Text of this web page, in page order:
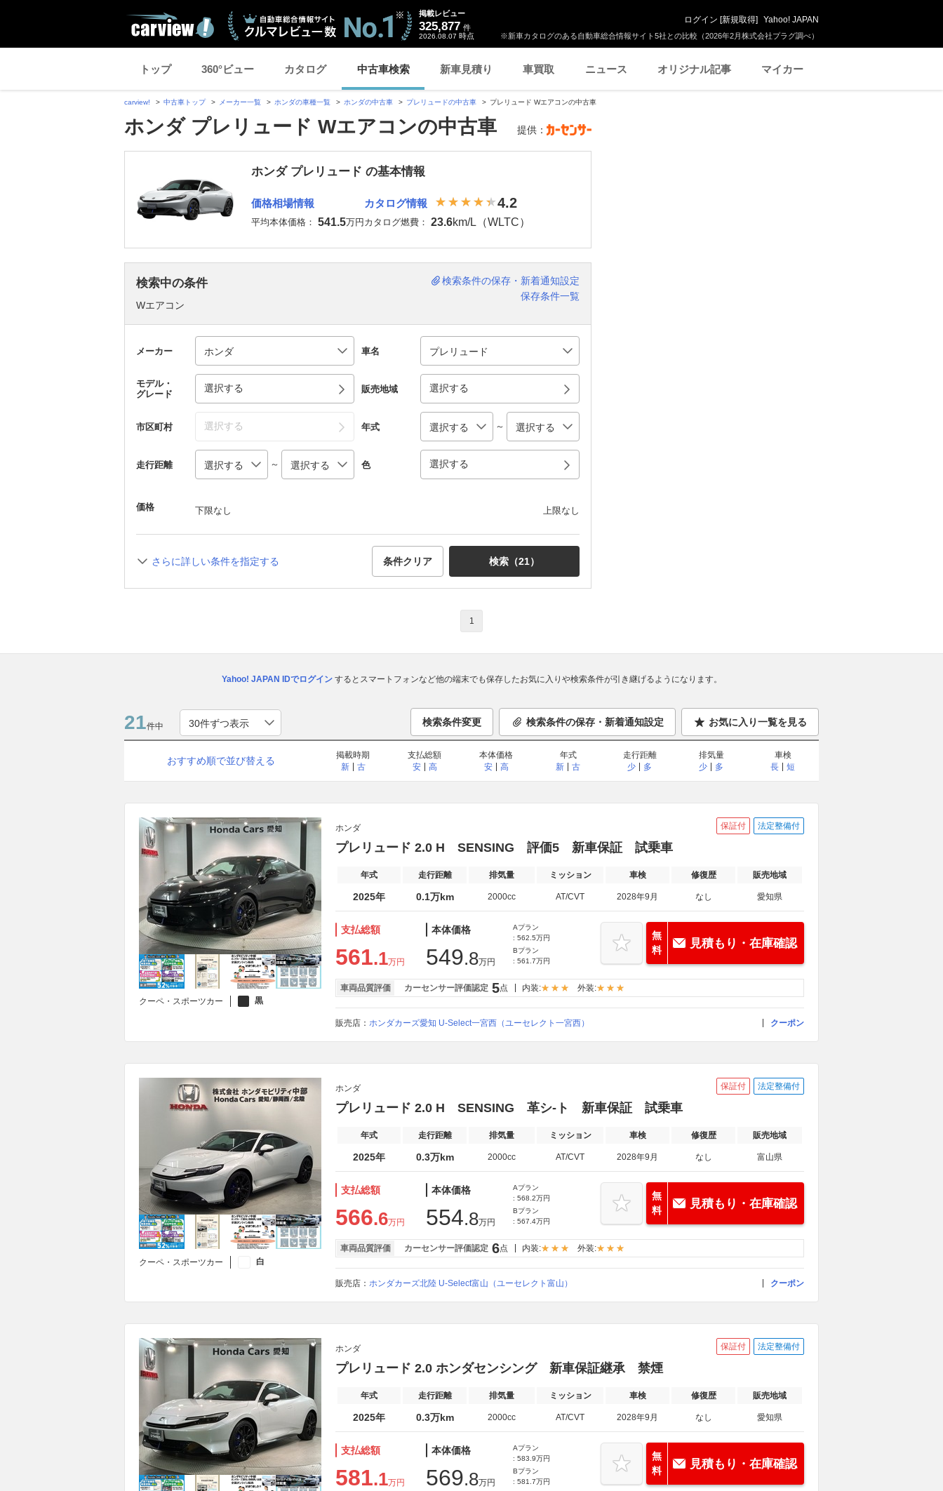
※新車カタログのある自動車総合情報サイト5社との比較（2026年2月株式会社プラグ調べ）
掲載レビュー
325,877 件
2026.08.07 時点
ログイン [新規取得] Yahoo! JAPAN
トップ 360°ビュー カタログ 中古車検索 新車見積り 車買取 ニュース オリジナル記事 マイカー
carview! 中古車トップ メーカー一覧 ホンダの車種一覧 ホンダの中古車 プレリュードの中古車 プレリュード Wエアコンの中古車
ホンダ プレリュード Wエアコンの中古車 提供：
ホンダ プレリュード の基本情報
価格相場情報
平均本体価格： 541.5万円
カタログ情報 4.2
カタログ燃費： 23.6km/L（WLTC）
検索中の条件
Wエアコン
検索条件の保存・新着通知設定
保存条件一覧
メーカー 車名
モデル・
グレード
選択する 販売地域 選択する
市区町村 選択する 年式 ～
走行距離 ～ 色 選択する
価格 下限なし 上限なし
さらに詳しい条件を指定する 条件クリア 検索（21）
1
Yahoo! JAPAN IDでログインするとスマートフォンなど他の端末でも保存したお気に入りや検索条件が引き継げるようになります。
21件中 検索条件変更 検索条件の保存・新着通知設定 お気に入り一覧を見る
おすすめ順で並び替える
掲載時期
新
古
支払総額
安
高
本体価格
安
高
年式
新
古
走行距離
少
多
排気量
少
多
車検
長
短
クーペ・スポーツカー 黒
ホンダ 保証付 法定整備付
プレリュード 2.0 H SENSING 評価5 新車保証 試乗車
年式 走行距離 排気量 ミッション 車検 修復歴 販売地域
2025年 0.1万km 2000cc AT/CVT 2028年9月 なし 愛知県
支払総額
561.1万円
本体価格
549.8万円
Aプラン
: 562.5万円
Bプラン
: 561.7万円
無
料
見積もり・在庫確認
車両品質評価 カーセンサー評価認定 5点 内装: 外装:
販売店： ホンダカーズ愛知 U-Select一宮西（ユーセレクト一宮西） クーポン
クーペ・スポーツカー 白
ホンダ 保証付 法定整備付
プレリュード 2.0 H SENSING 革シ-ト 新車保証 試乗車
年式 走行距離 排気量 ミッション 車検 修復歴 販売地域
2025年 0.3万km 2000cc AT/CVT 2028年9月 なし 富山県
支払総額
566.6万円
本体価格
554.8万円
Aプラン
: 568.2万円
Bプラン
: 567.4万円
無
料
見積もり・在庫確認
車両品質評価 カーセンサー評価認定 6点 内装: 外装:
販売店： ホンダカーズ北陸 U-Select富山（ユーセレクト富山） クーポン
ホンダ 保証付 法定整備付
プレリュード 2.0 ホンダセンシング 新車保証継承 禁煙
年式 走行距離 排気量 ミッション 車検 修復歴 販売地域
2025年 0.3万km 2000cc AT/CVT 2028年9月 なし 愛知県
支払総額
581.1万円
本体価格
569.8万円
Aプラン
: 583.9万円
Bプラン
: 581.7万円
無
料
見積もり・在庫確認